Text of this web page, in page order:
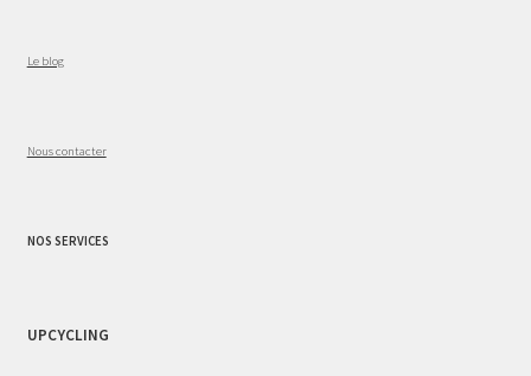
Le blog
Nous contacter
NOS SERVICES
UPCYCLING